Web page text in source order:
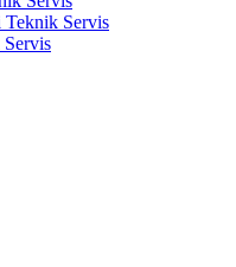
Teknik Servis